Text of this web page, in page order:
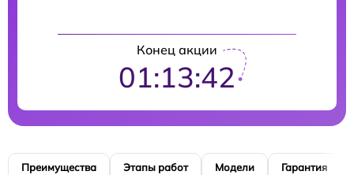
Конец акции
01:13:41
Преимущества Этапы работ Модели Гарантия